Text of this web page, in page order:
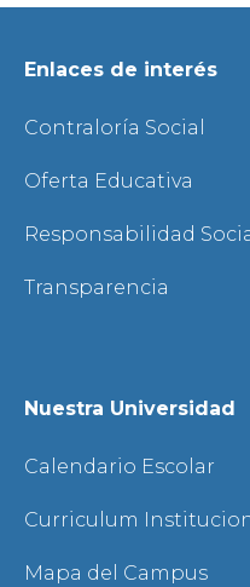
Enlaces de interés
Contraloría Social
Oferta Educativa
Responsabilidad
Transparencia
Nuestra Universidad
Calendario Escolar
Curriculum
Mapa del Campus